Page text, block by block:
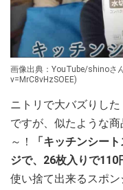
画像出典：YouTube/shinoさ
v=MrC8vHzSOEE)
ニトリで大バズりした
ですが、似たような
～！
「キッチンシー
ジで、26枚入りで110
使い捨て出来るスポ